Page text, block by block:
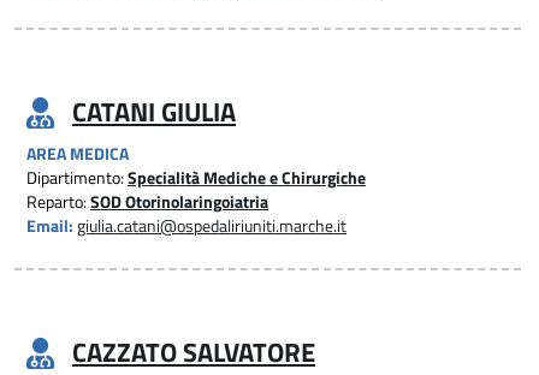
CATANI GIULIA
AREA MEDICA
Dipartimento:Specialità Mediche e Chirurgiche
Reparto:SOD Otorinolaringoiatria
Email: giulia.catani@ospedaliriuniti.marche.it
CAZZATO SALVATORE